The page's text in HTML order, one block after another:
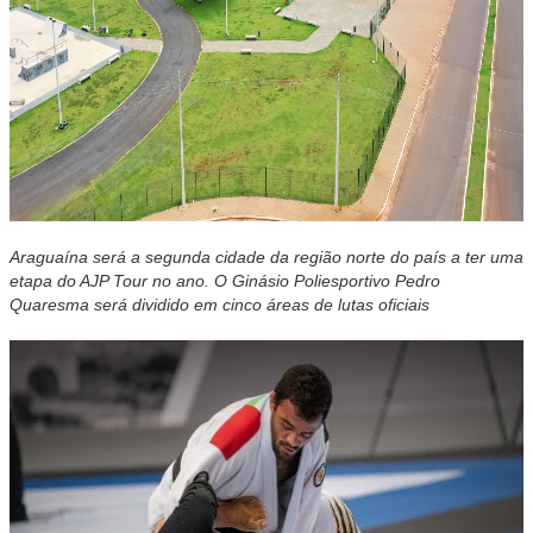
Araguaína será a segunda cidade da região norte do país a ter uma
etapa do AJP Tour no ano. O Ginásio Poliesportivo Pedro
Quaresma será dividido em cinco áreas de lutas oficiais